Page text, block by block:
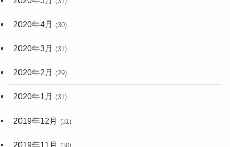
2020年4月 (30)
2020年3月 (31)
2020年2月 (29)
2020年1月 (31)
2019年12月 (31)
2019年11月